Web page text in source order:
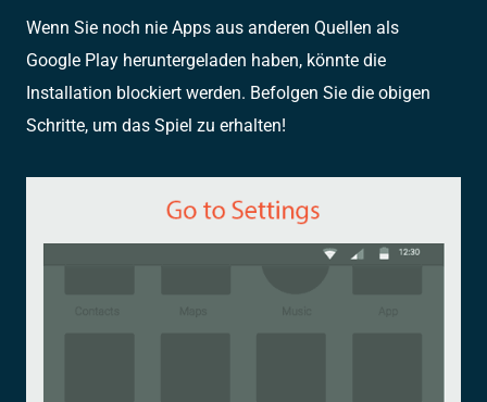
Wenn Sie noch nie Apps aus anderen Quellen als
Google Play heruntergeladen haben, könnte die
Installation blockiert werden. Befolgen Sie die obigen
Schritte, um das Spiel zu erhalten!